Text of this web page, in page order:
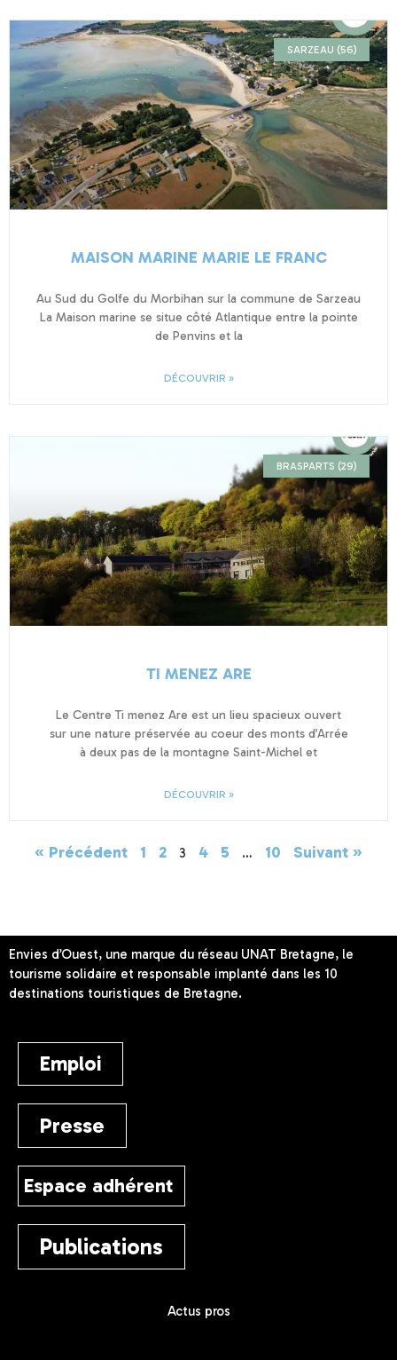
SARZEAU (56)
MAISON MARINE MARIE LE FRANC
Au Sud du Golfe du Morbihan sur la commune de Sarzeau
La Maison marine se situe côté Atlantique entre la pointe
de Penvins et la
DÉCOUVRIR »
BRASPARTS (29)
TI MENEZ ARE
Le Centre Ti menez Are est un lieu spacieux ouvert
sur une nature préservée au coeur des monts d’Arrée
à deux pas de la montagne Saint-Michel et
DÉCOUVRIR »
« Précédent 1 2 3 4 5 … 10 Suivant »
Envies d’Ouest, une marque du réseau UNAT Bretagne, le
tourisme solidaire et responsable implanté dans les 10
destinations touristiques de Bretagne.
Emploi
Presse
Espace adhérent
Publications
Actus pros